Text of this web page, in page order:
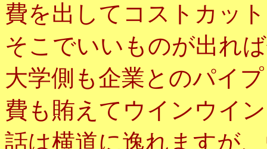
費を出してコストカッ
そこでいいものが出れ
大学側も企業とのパイ
費も賄えてウインウイ
話は横道に逸れますが